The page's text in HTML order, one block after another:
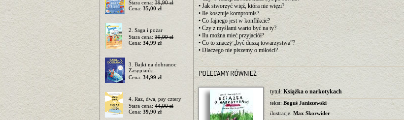
Stara cena: 39,90 zł
Cena: 35,00 zł
2. Saga i pożar
Stara cena: 39,99 zł
Cena: 34,99 zł
3. Bajki na dobranoc
Zasypianki
Cena: 34,99 zł
4. Raz, dwa, psy cztery
Stara cena: 44,90 zł
Cena: 39,90 zł
• Jak stworzyć więź, która nie więzi?
• Ile kosztuje kompromis?
• Co fajnego jest w konflikcie?
• Czy z myślami warto być na ty?
• Ilu można mieć przyjaciół?
• Co to znaczy „być duszą towarzystwa”?
• Dlaczego nie piszemy o miłości?
tytuł: Książka o narkotykach
tekst: Boguś Janiszewski
ilustracje: Max Skorwider